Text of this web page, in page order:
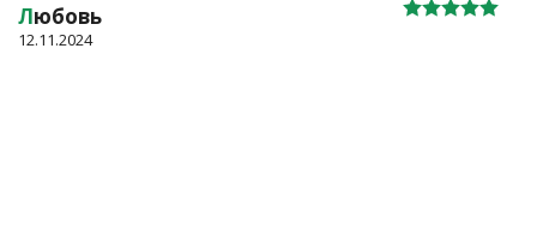
Любовь
12.11.2024